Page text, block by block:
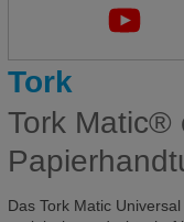
Tork
Tork Matic®
Das Tork Matic